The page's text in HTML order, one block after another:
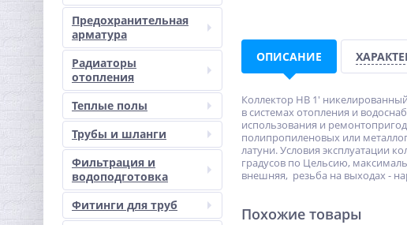
Предохранительная
арматура
Радиаторы
отопления
Теплые полы
Трубы и шланги
Фильтрация и
водоподготовка
Фитинги для труб
ОПИСАНИЕ
Коллектор НВ 1'
в системах отопления и
использования и
полипропиленовых или
латуни. Условия эксплуатации
градусов по Цельсию,
внешняя, резьба на выходах -
Похожие товары